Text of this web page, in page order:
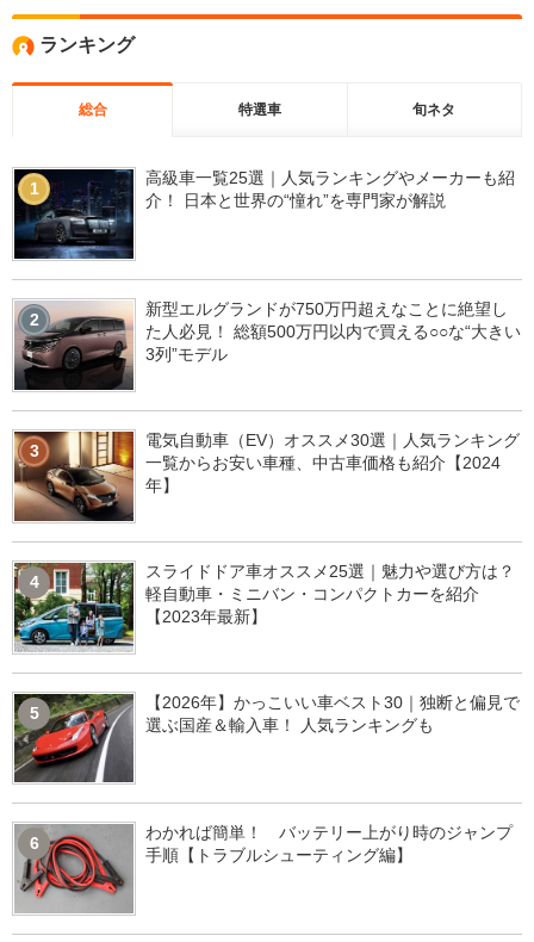
ランキング
総合 特選車 旬ネタ
1
高級車一覧25選｜人気ランキングやメーカーも紹
介！ 日本と世界の“憧れ”を専門家が解説
2
新型エルグランドが750万円超えなことに絶望し
た人必見！ 総額500万円以内で買える○○な“大きい
3列”モデル
3
電気自動車（EV）オススメ30選｜人気ランキング
一覧からお安い車種、中古車価格も紹介【2024
年】
4
スライドドア車オススメ25選｜魅力や選び方は？
軽自動車・ミニバン・コンパクトカーを紹介
【2023年最新】
5
【2026年】かっこいい車ベスト30｜独断と偏見で
選ぶ国産＆輸入車！ 人気ランキングも
6
わかれば簡単！ バッテリー上がり時のジャンプ
手順【トラブルシューティング編】